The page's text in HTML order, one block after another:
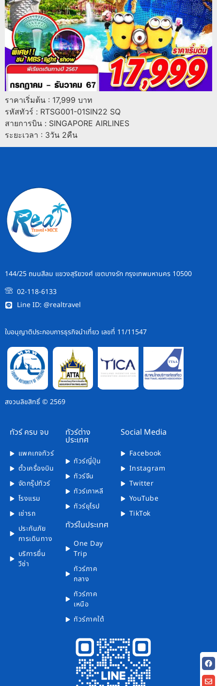
ราคาเริ่มต้น : 17,999 บาท
รหัสทัวร์ : RTSG001-01SIN22 SQ
สายการบิน : SINGAPORE AIRLINES
ระยะเวลา : 3วัน 2คืน
144/25 ถนนสีลม แขวงสุริยวงศ์ เขตบางรัก กรุงเทพมหานคร 10500
02-118-6133
Line ID: @realtravel
ใบอนุญาติประกอบการธุรกิจนำเที่ยว เลขที่ 11/11547
สงวนลิขสิทธิ์ © 2569
ทัวร์ ครบ จบ
แพคเกจทัวร์
ตั๋วเครื่องบิน
จัดกรุ๊ปทัวร์
โรงแรม
เช่ารถ
ประกันภัย
การเดินทาง
บริการยื่น
วีซ่า
ทัวร์ต่าง
ประเทศ
ทัวร์ญี่ปุ่น
ทัวร์จีน
ทัวร์เกาหลี
ทัวร์ยุโรป
ทัวร์ในประเทศ
One Day
Trip
ทัวร์ภาค
กลาง
ทัวร์ภาค
เหนือ
ทัวร์ภาคใต้
Social Media
Facebook
Instagram
Twitter
YouTube
TikTok